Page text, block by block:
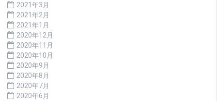
2021年3月
2021年2月
2021年1月
2020年12月
2020年11月
2020年10月
2020年9月
2020年8月
2020年7月
2020年6月